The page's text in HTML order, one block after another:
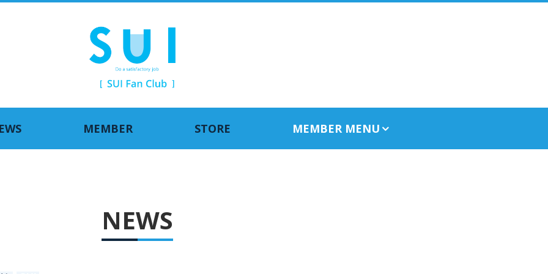
MEMBER STORE MEMBER MENU
NEWS